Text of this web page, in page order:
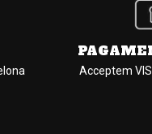
Acceptem